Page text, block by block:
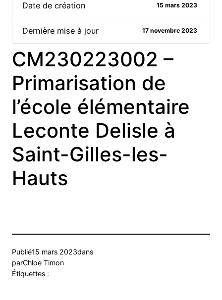
Date de création 15 mars 2023
Dernière mise à jour 17 novembre 2023
CM230223002 –
Primarisation de
l’école élémentaire
Leconte Delisle à
Saint-Gilles-les-
Hauts
Publié15 mars 2023dans
parChloe Timon
Étiquettes :